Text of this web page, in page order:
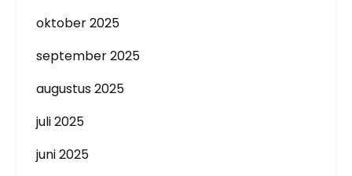
oktober 2025
september 2025
augustus 2025
juli 2025
juni 2025